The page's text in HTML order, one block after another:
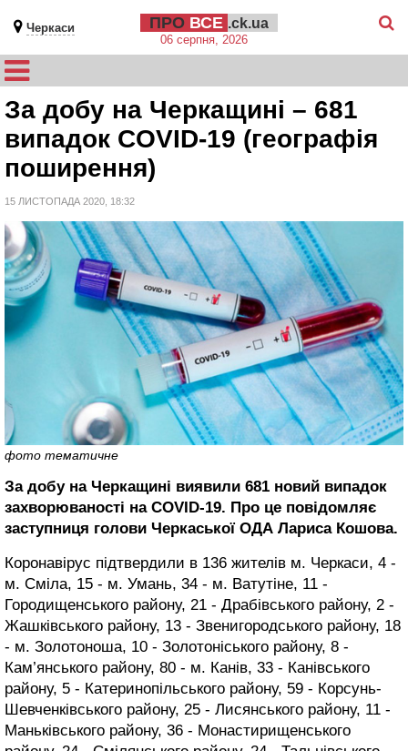
Черкаси ПРО ВСЕ .ck.ua
06 серпня, 2026
За добу на Черкащині – 681
випадок COVID-19 (географія
поширення)
15 ЛИСТОПАДА 2020, 18:32
фото тематичне
За добу на Черкащині виявили 681 новий випадок
захворюваності на COVID-19. Про це повідомляє
заступниця голови Черкаської ОДА Лариса Кошова.
Коронавірус підтвердили в 136 жителів м. Черкаси, 4 -
м. Сміла, 15 - м. Умань, 34 - м. Ватутіне, 11 -
Городищенського району, 21 - Драбівського району, 2 -
Жашківського району, 13 - Звенигородського району, 18
- м. Золотоноша, 10 - Золотоніського району, 8 -
Кам’янського району, 80 - м. Канів, 33 - Канівського
району, 5 - Катеринопільського району, 59 - Корсунь-
Шевченківського району, 25 - Лисянського району, 11 -
Маньківського району, 36 - Монастирищенського